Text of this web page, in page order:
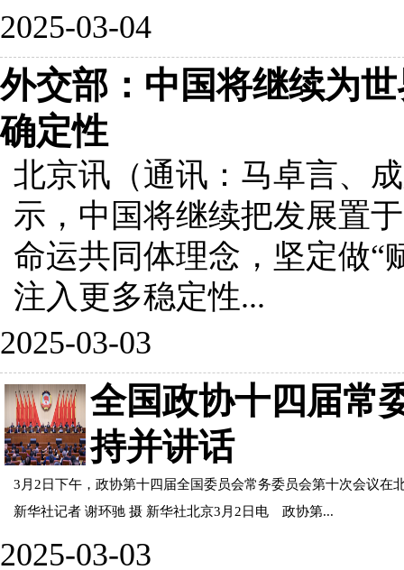
2025-03-04
外交部：中国将继续为
确定性
北京讯（通讯：马卓言、
示，中国将继续把发展置
命运共同体理念，坚定做“
注入更多稳定性...
2025-03-03
全国政协十四届常
持并讲话
3月2日下午，政协第十四届全国委员会常务委员会第十次会议
新华社记者 谢环驰 摄 新华社北京3月2日电 政协第...
2025-03-03